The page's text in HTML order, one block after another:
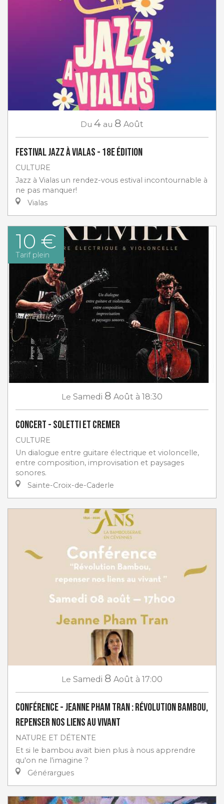
Du 4 au 8 Août
Festival Jazz à Vialas - 18e Édition
CULTURE
Jazz à Vialas un rendez-vous estival incontournable à
ne pas manquer!
Vialas
10 €
Tarif plein
Le Samedi 8 Août à 18:30
Concert - Soletti et Cremer
CULTURE
Un dialogue entre guitare électrique et violoncelle,
entre composition, improvisation et paysages
sonores.
Sainte-Croix-de-Caderle
Le Samedi 8 Août à 17:00
Conférence - Jeanne Pham Tran : Révolution Bambou,
repenser nos liens au vivant
NATURE ET DÉTENTE
Et si le bambou avait bien plus à nous apprendre
qu'on ne l'imagine ?
Générargues